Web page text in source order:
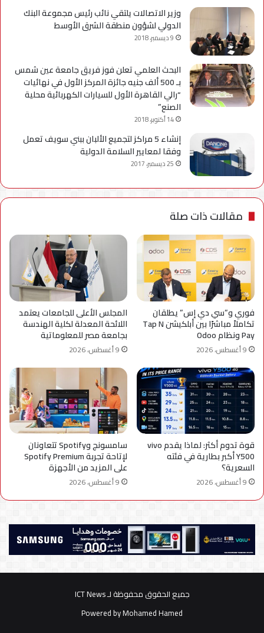
وزير الاتصالات يلتقي نائب رئيس مجموعة البنك
الدولي لشؤون منطقة الشرق الأوسط
9 ديسمبر، 2018
البحث العلمي تعلن فوز فريق جامعة عين شمس
بـ 500 ألف جنيه جائزة المركز الأول في نهائيات
“رالي القاهرة الأول للسيارات الكهربائية محلية
الصنع”
14 أكتوبر، 2018
إنشاء 5 مراكز لتجميع الألبان ببني سويف تعمل
وفقا لمعايير السلامة الدولية
25 ديسمبر، 2017
مقالات ذات صلة
فوري و”سي دي إس” يطلقان
تكاملاً مباشرًا بين أبلكيشن Tap N
Pay ونظام Odoo
9 أغسطس، 2026
المجلس الأعلى للجامعات يعتمد
اللائحة المعدلة لكلية الهندسة
بجامعة مصر للمعلوماتية
9 أغسطس، 2026
قوة تدوم أكثر: لماذا يقدم vivo
Y500 أكبر بطارية في فئته
السعرية؟
9 أغسطس، 2026
سامسونج وSpotify تتعاونان
لإتاحة تجربة Spotify Premium
على المزيد من الأجهزة
9 أغسطس، 2026
جميع الحقوق محفوظة لـ ICT News
Powered byMohamed Hamed